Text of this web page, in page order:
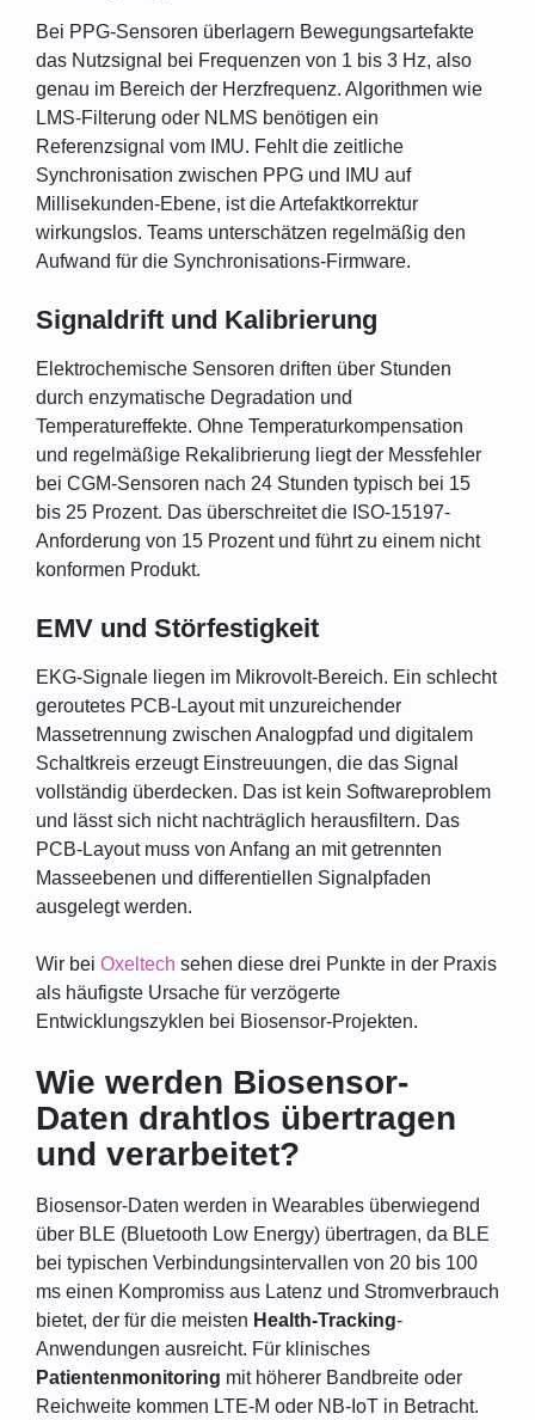
Bei PPG-Sensoren überlagern Bewegungsartefakte
das Nutzsignal bei Frequenzen von 1 bis 3 Hz, also
genau im Bereich der Herzfrequenz. Algorithmen wie
LMS-Filterung oder NLMS benötigen ein
Referenzsignal vom IMU. Fehlt die zeitliche
Synchronisation zwischen PPG und IMU auf
Millisekunden-Ebene, ist die Artefaktkorrektur
wirkungslos. Teams unterschätzen regelmäßig den
Aufwand für die Synchronisations-Firmware.
Signaldrift und Kalibrierung
Elektrochemische Sensoren driften über Stunden
durch enzymatische Degradation und
Temperatureffekte. Ohne Temperaturkompensation
und regelmäßige Rekalibrierung liegt der Messfehler
bei CGM-Sensoren nach 24 Stunden typisch bei 15
bis 25 Prozent. Das überschreitet die ISO-15197-
Anforderung von 15 Prozent und führt zu einem nicht
konformen Produkt.
EMV und Störfestigkeit
EKG-Signale liegen im Mikrovolt-Bereich. Ein schlecht
geroutetes PCB-Layout mit unzureichender
Massetrennung zwischen Analogpfad und digitalem
Schaltkreis erzeugt Einstreuungen, die das Signal
vollständig überdecken. Das ist kein Softwareproblem
und lässt sich nicht nachträglich herausfiltern. Das
PCB-Layout muss von Anfang an mit getrennten
Masseebenen und differentiellen Signalpfaden
ausgelegt werden.
Wir bei Oxeltech sehen diese drei Punkte in der Praxis
als häufigste Ursache für verzögerte
Entwicklungszyklen bei Biosensor-Projekten.
Wie werden Biosensor-
Daten drahtlos übertragen
und verarbeitet?
Biosensor-Daten werden in Wearables überwiegend
über BLE (Bluetooth Low Energy) übertragen, da BLE
bei typischen Verbindungsintervallen von 20 bis 100
ms einen Kompromiss aus Latenz und Stromverbrauch
bietet, der für die meisten Health-Tracking-
Anwendungen ausreicht. Für klinisches
Patientenmonitoring mit höherer Bandbreite oder
Reichweite kommen LTE-M oder NB-IoT in Betracht.